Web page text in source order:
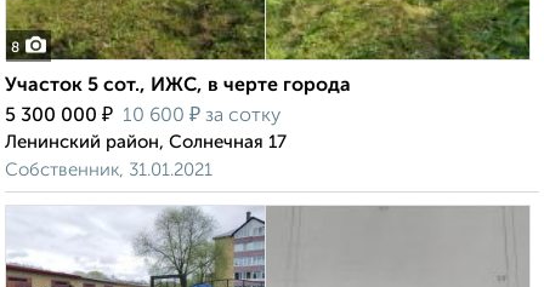
8
Участок 5 сот., ИЖС, в черте города
5 300 000 ₽ 10 600 ₽ за сотку
Ленинский район, Солнечная 17
Собственник, 31.01.2021